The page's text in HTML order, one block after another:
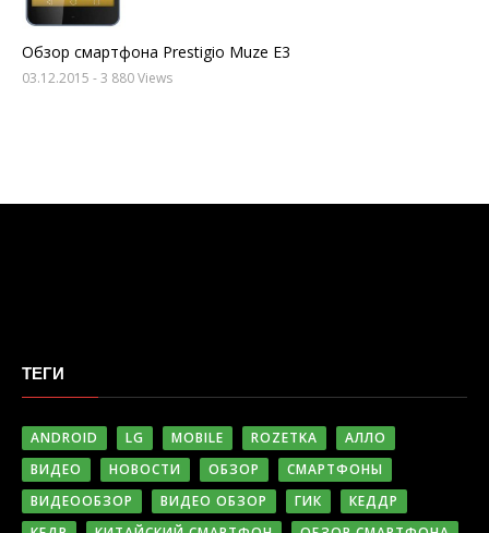
Обзор смартфона Prestigio Muze E3
03.12.2015 - 3 880 Views
ТЕГИ
ANDROID LG MOBILE ROZETKA
АЛЛО
ВИДЕО
НОВОСТИ ОБЗОР
СМАРТФОНЫ
ВИДЕООБЗОР
ВИДЕО ОБЗОР ГИК
КЕДДР